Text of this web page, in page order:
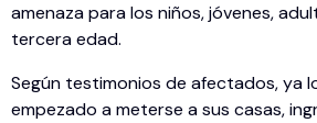
amenaza para los niños, jóvenes,
tercera edad.
Según testimonios de afectados, ya
empezado a meterse a sus casas,